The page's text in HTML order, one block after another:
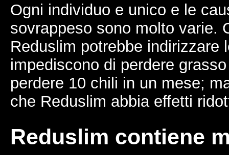
Ogni individuo e unico e le
sovrappeso sono molto varie.
Reduslim potrebbe indirizzare
impediscono di perdere
perdere 10 chili in un mese;
che Reduslim abbia effetti
Reduslim contiene